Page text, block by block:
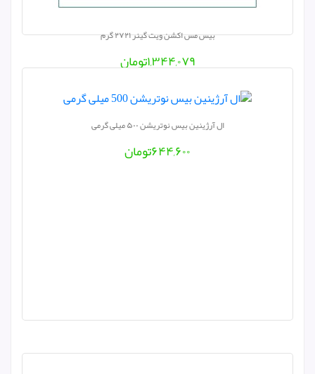
بیس مس اکشن ویت گینر ۲۷۲۱ گرم
۱,۳۴۴,۰۷۹تومان
ال آرژینین بیس نوتریشن ۵۰۰ میلی گرمی
۶۴۴,۶۰۰تومان